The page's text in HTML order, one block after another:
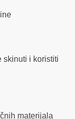
skinuti i koristiti
materijala